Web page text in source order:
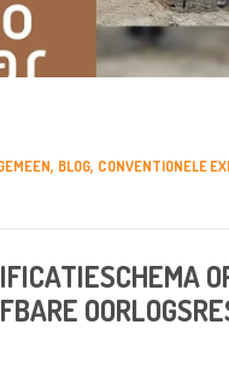
, BLOG, CONVENTIONELE